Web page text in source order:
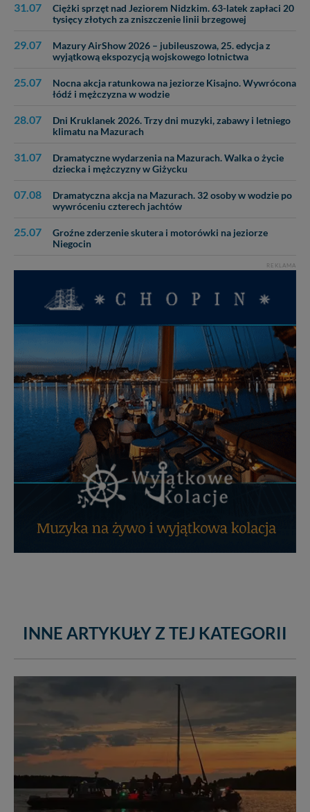
31.07
Ciężki sprzęt nad Jeziorem Nidzkim. 63-latek zapłaci 20
tysięcy złotych za zniszczenie linii brzegowej
29.07
Mazury AirShow 2026 – jubileuszowa, 25. edycja z
wyjątkową ekspozycją wojskowego lotnictwa
25.07
Nocna akcja ratunkowa na jeziorze Kisajno. Wywrócona
łódź i mężczyzna w wodzie
28.07
Dni Kruklanek 2026. Trzy dni muzyki, zabawy i letniego
klimatu na Mazurach
31.07
Dramatyczne wydarzenia na Mazurach. Walka o życie
dziecka i mężczyzny w Giżycku
07.08
Dramatyczna akcja na Mazurach. 32 osoby w wodzie po
wywróceniu czterech jachtów
25.07
Groźne zderzenie skutera i motorówki na jeziorze
Niegocin
REKLAMA
INNE ARTYKUŁY Z TEJ KATEGORII
danych z formularza kontaktowego, przekazanie danych
w przypadku rezerwacji usług typu: nocleg, czartery,
itp). Więcej informacji o zasadach i funkcjonalności
serwisu wRegulaminie Serwisu.
Administratorem Twoich danych jest: Agencja
Reklamowa Kreacja Monika Borkowska, z siedzibą ul.
skontaktować się za pośrednictwem tejstrony.
danych, zażądać ich poprawienia lub usunięcia,
zabronić ich przetwarzania. Pamiętaj jednak, że nie
praw w odniesieniu do informacji zawartych w plikach
cookies. Twoja przeglądarka umożliwia Ci skasowanie
tych plików - w pewnych przypadkach nie możemy tego
zrobić za Ciebie.